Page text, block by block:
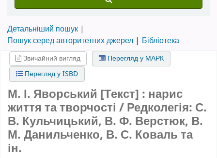
Детальніший пошук
Пошук серед авторитетних джерел
Бібліотека
Звичайний вигляд
Перегляд у МАРК
Перегляд у ISBD
М. І. Яворський [Текст] : нарис
життя та творчості / Редколегія: С.
В. Кульчицький, В. Ф. Верстюк, В.
М. Данильченко, В. С. Коваль та
ін.